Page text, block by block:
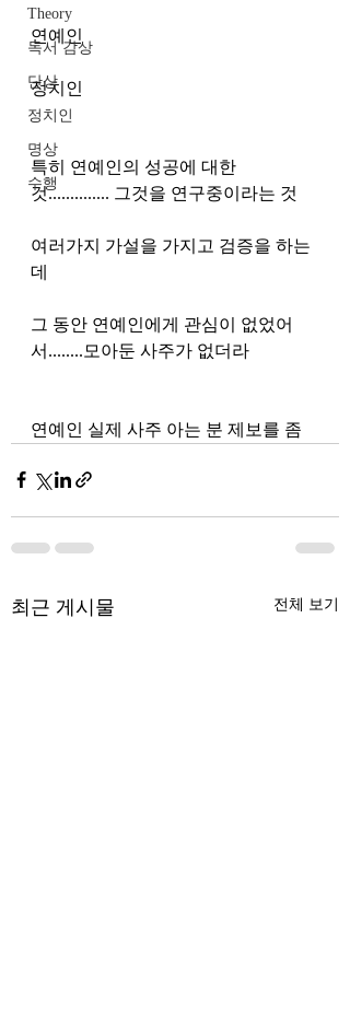
Theory
독서 감상
단상
정치인
명상
수행
연예인
정치인
특히 연예인의 성공에 대한
것.............. 그것을 연구중이라는 것
여러가지 가설을 가지고 검증을 하는
데
그 동안 연예인에게 관심이 없었어
서........모아둔 사주가 없더라
연예인 실제 사주 아는 분 제보를 좀
최근 게시물 전체 보기